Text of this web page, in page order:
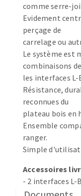
Tours à
Tables
Rubans
Fraise HSS
Forets
comme serre-
Evidement
perçage de
carrelage ou
Le système est
combinaisons
les interfaces L-
Résistance,
reconnues du
plateau bois
Ensemble
ranger.
Simple
Accessoires
- 2 interfaces L-